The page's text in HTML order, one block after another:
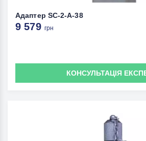
Адаптер SC-2-A-38
9 579 грн
КОНСУЛЬТАЦІЯ